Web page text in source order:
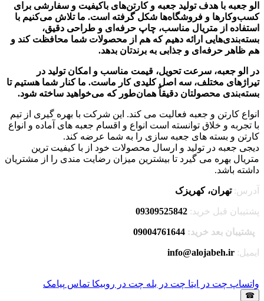
الو جعبه با هدف تولید جعبه و کارتن‌های باکیفیت و سفارشی برای
کسب‌وکارها و فروشگاه‌ها شکل گرفته است. ما تلاش می‌کنیم با
استفاده از متریال مناسب، چاپ حرفه‌ای و طراحی دقیق،
بسته‌بندی‌هایی ارائه دهیم که هم از محصولات شما محافظت کند و
هم ظاهر حرفه‌ای و جذابی به برندتان بدهد.
در الو جعبه، سرعت تحویل، قیمت مناسب و امکان تولید در
تیراژهای مختلف، سه اصل کلیدی کار ماست. ما کنار شما هستیم تا
بسته‌بندی محصولتان دقیقاً همان‌طور که می‌خواهید ساخته شود.
انواع کارتن و جعبه فعالیت می کند. این شرکت با بهره گیری از تیم
با تجربه و خلاق توانسته است انواع و اقسام جعبه های آماده و انواع
کارتن و بسته های جعبه سازی را به شما عرضه کند.
دیجی جعبه در تولید و ارسال محصولات خود از با کیفیت ترین
متریال بهره می گیرد تا بیشترین میزان رضایت مندی را از مشتریان
داشته باشد.
آدرس:تهران، کهریزک
پشتیبان قبل خرید: 09309525842
پشتیبان بعد خرید:
ایمیل: info@alojabeh.ir
واتساپ چت در ایتا چت در بله چت در روبیکا تماس پیامک
☎